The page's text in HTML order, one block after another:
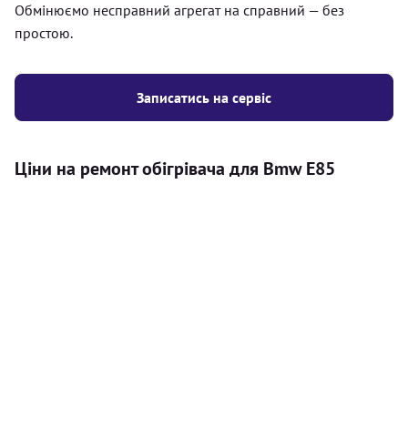
Записатись на сервіс
Обмінюємо несправний агрегат на справний — без
простою.
Ціни на ремонт обігрівача для Bmw E85